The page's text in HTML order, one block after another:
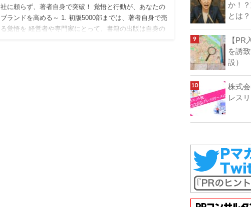
社に頼らず、著者自身で突破！ 覚悟と行動が、あなたの
ブランドを高める～ 1. 初版5000部までは、著者自身で売
る覚悟を 経営者や専門家にとって、書籍の出版は自身の
か！
とは？
【PR
を誘
設）
株式
レス